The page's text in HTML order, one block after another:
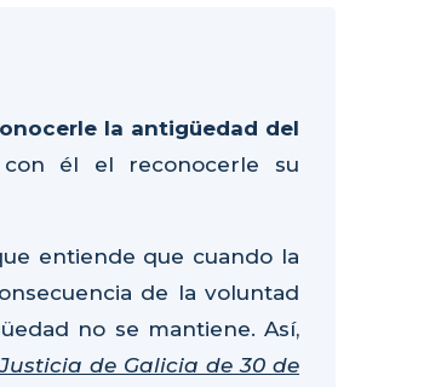
la antigüedad del
él el reconocerle su
entiende que cuando la
de la voluntad
no se mantiene. Así,
de Galicia de 30 de